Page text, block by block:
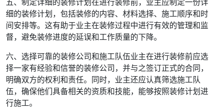
细的装修计划，包括装修的内容、材料选择、施工顺序和时
间安排等。这有助于业主在装修过程中进行有效的管理和监
督，避免装修进度的延误和工作质量的下降。
六、选择可靠的装修公司和施工队伍业主在进行装修前应选
择一家有经验和信誉的装修公司，并与之签订正式的合同，
明确双方的权利和责任。同时，业主还应认真筛选施工队
伍，确保他们具备相关的资质和技能，能够按照装修计划进
行施工。